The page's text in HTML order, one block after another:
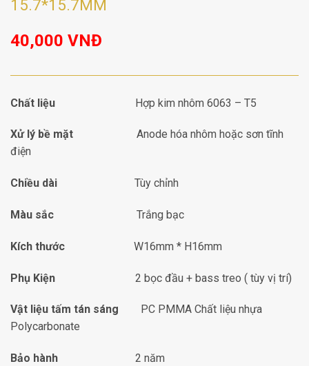
15.7*15.7MM
40,000 VNĐ
Chất liệu Hợp kim nhôm 6063 – T5
Xử lý bề mặt Anode hóa nhôm hoặc sơn tĩnh
điện
Chiều dài Tùy chỉnh
Màu sắc Trắng bạc
Kích thước W16mm * H16mm
Phụ Kiện 2 bọc đầu + bass treo ( tùy vị trí)
Vật liệu tấm tán sáng
PC PMMA Chất liệu nhựa
Polycarbonate
Bảo hành 2 năm